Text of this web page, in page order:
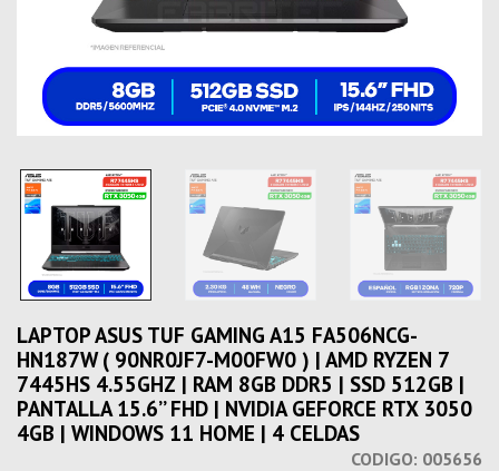
LAPTOP ASUS TUF GAMING A15 FA506NCG-
HN187W ( 90NR0JF7-M00FW0 ) | AMD RYZEN 7
7445HS 4.55GHZ | RAM 8GB DDR5 | SSD 512GB |
PANTALLA 15.6’’ FHD | NVIDIA GEFORCE RTX 3050
4GB | WINDOWS 11 HOME | 4 CELDAS
CODIGO: 005656